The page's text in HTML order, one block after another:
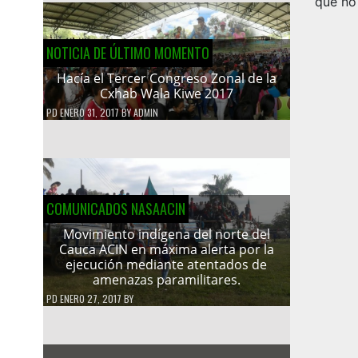
NOTICIA DE ÚLTIMO MOMENTO
Hacía el Tercer Congreso Zonal de la
Cxhab Wala Kiwe 2017
PDENERO 31, 2017BYADMIN
COMUNICADOS NASAACIN
Movimiento indígena del norte del
Cauca ACIN en máxima alerta por la
ejecución mediante atentados de
amenazas paramilitares.
PD ENERO 27, 2017 BY